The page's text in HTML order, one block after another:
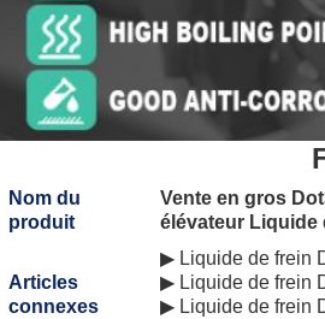
Nom du
produit
Vente en gros
élévateur Liquide
Articles
connexes
▶ Liquide de frein
▶ Liquide de frein
▶ Liquide de frein